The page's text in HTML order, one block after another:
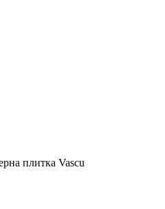
плитка Vascu